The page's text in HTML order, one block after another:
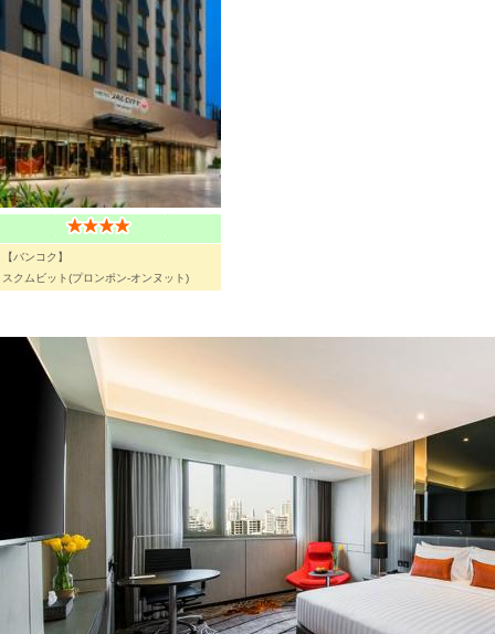
【バンコク】
スクムビット(プロンポン-オンヌット)